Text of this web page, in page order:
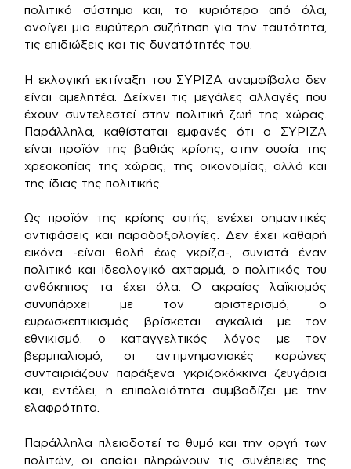
πολιτικό σύστημα και, το κυριότερο από όλα,
ανοίγει μια ευρύτερη συζήτηση για την ταυτότητα,
τις επιδιώξεις και τις δυνατότητές του.
Η εκλογική εκτίναξη του ΣΥΡΙΖΑ αναμφίβολα δεν
είναι αμελητέα. Δείχνει τις μεγάλες αλλαγές που
έχουν συντελεστεί στην πολιτική ζωή της χώρας.
Παράλληλα, καθίσταται εμφανές ότι ο ΣΥΡΙΖΑ
είναι προϊόν της βαθιάς κρίσης, στην ουσία της
χρεοκοπίας της χώρας, της οικονομίας, αλλά και
της ίδιας της πολιτικής.
Ως προϊόν της κρίσης αυτής, ενέχει σημαντικές
αντιφάσεις και παραδοξολογίες. Δεν έχει καθαρή
εικόνα -είναι θολή έως γκρίζα-, συνιστά έναν
πολιτικό και ιδεολογικό αχταρμά, ο πολιτικός του
ανθόκηπος τα έχει όλα. Ο ακραίος λαϊκισμός
συνυπάρχει με τον αριστερισμό, ο
ευρωσκεπτικισμός βρίσκεται αγκαλιά με τον
εθνικισμό, ο καταγγελτικός λόγος με τον
βερμπαλισμό, οι αντιμνημονιακές κορώνες
συνταιριάζουν παράξενα γκριζοκόκκινα ζευγάρια
και, εντέλει, η επιπολαιότητα συμβαδίζει με την
ελαφρότητα.
Παράλληλα πλειοδοτεί το θυμό και την οργή των
πολιτών, οι οποίοι πληρώνουν τις συνέπειες της